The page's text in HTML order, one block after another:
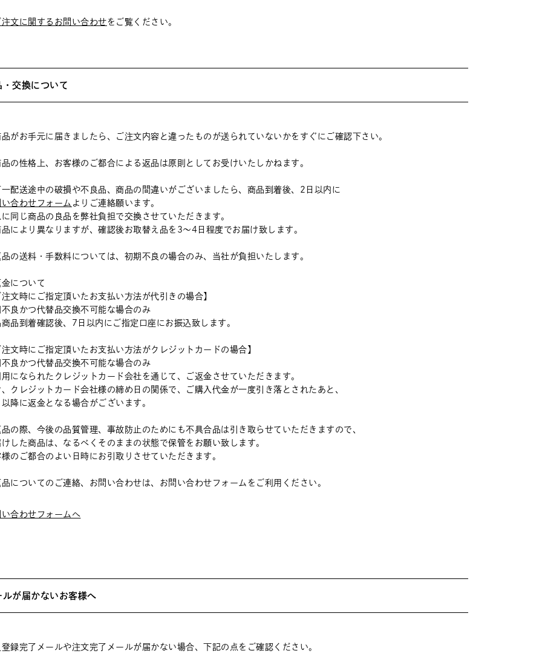
注文に関するお問い合わせ をご覧ください。
・交換について
がお手元に届きましたら、ご注文内容と違ったものが送られていないかをすぐにご確認下さい。
の性格上、お客様のご都合による返品は原則としてお受けいたしかねます。
配送途中の破損や不良品、商品の間違いがございましたら、商品到着後、2日以内に
合わせフォーム よりご連絡願います。
同じ商品の良品を弊社負担で交換させていただきます。
により異なりますが、確認後お取替え品を3～4日程度でお届け致します。
の送料・手数料については、初期不良の場合のみ、当社が負担いたします。
について
文時にご指定頂いたお支払い方法が代引きの場合】
不良かつ代替品交換不可能な場合のみ
商品到着確認後、7日以内にご指定口座にお振込致します。
注文時にご指定頂いたお支払い方法がクレジットカードの場合】
不良かつ代替品交換不可能な場合のみ
用になられたクレジットカード会社を通じて、ご返金させていただきます。
、クレジットカード会社様の締め日の関係で、ご購入代金が一度引き落とされたあと、
降に返金となる場合がございます。
の際、今後の品質管理、事故防止のためにも不具合品は引き取らせていただきますので、
けした商品は、なるべくそのままの状態で保管をお願い致します。
のご都合のよい日時にお引取りさせていただきます。
についてのご連絡、お問い合わせは、お問い合わせフォームをご利用ください。
い合わせフォームへ
ルが届かないお客様へ
登録完了メールや注文完了メールが届かない場合、下記の点をご確認ください。